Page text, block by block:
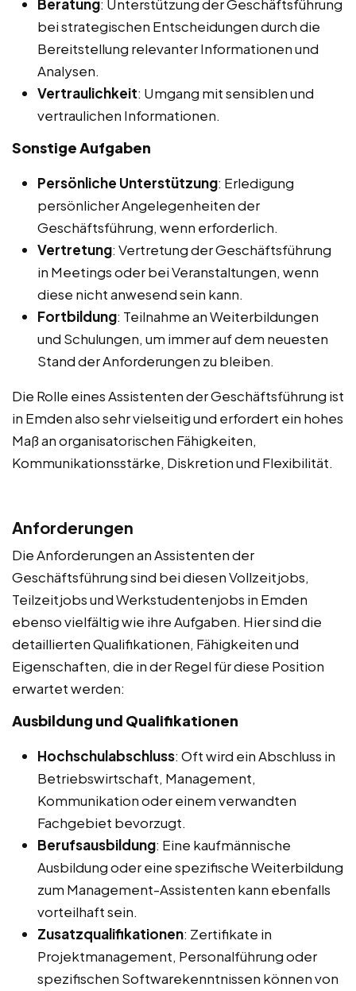
Beratung: Unterstützung der Geschäftsführung
bei strategischen Entscheidungen durch die
Bereitstellung relevanter Informationen und
Analysen.
Vertraulichkeit: Umgang mit sensiblen und
vertraulichen Informationen.
Sonstige Aufgaben
Persönliche Unterstützung: Erledigung
persönlicher Angelegenheiten der
Geschäftsführung, wenn erforderlich.
Vertretung: Vertretung der Geschäftsführung
in Meetings oder bei Veranstaltungen, wenn
diese nicht anwesend sein kann.
Fortbildung: Teilnahme an Weiterbildungen
und Schulungen, um immer auf dem neuesten
Stand der Anforderungen zu bleiben.
Die Rolle eines Assistenten der Geschäftsführung ist
in Emden also sehr vielseitig und erfordert ein hohes
Maß an organisatorischen Fähigkeiten,
Kommunikationsstärke, Diskretion und Flexibilität.
Anforderungen
Die Anforderungen an Assistenten der
Geschäftsführung sind bei diesen Vollzeitjobs,
Teilzeitjobs und Werkstudentenjobs in Emden
ebenso vielfältig wie ihre Aufgaben. Hier sind die
detaillierten Qualifikationen, Fähigkeiten und
Eigenschaften, die in der Regel für diese Position
erwartet werden:
Ausbildung und Qualifikationen
Hochschulabschluss: Oft wird ein Abschluss in
Betriebswirtschaft, Management,
Kommunikation oder einem verwandten
Fachgebiet bevorzugt.
Berufsausbildung: Eine kaufmännische
Ausbildung oder eine spezifische Weiterbildung
zum Management-Assistenten kann ebenfalls
vorteilhaft sein.
Zusatzqualifikationen: Zertifikate in
Projektmanagement, Personalführung oder
spezifischen Softwarekenntnissen können von